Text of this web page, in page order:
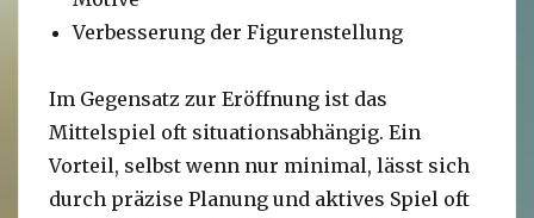
Verbesserung der Figurenstellung
Im Gegensatz zur Eröffnung ist das
Mittelspiel oft situationsabhängig. Ein
Vorteil, selbst wenn nur minimal, lässt sich
durch präzise Planung und aktives Spiel oft